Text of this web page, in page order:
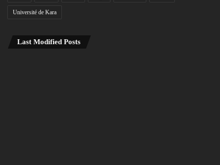
Université de Kara
Last Modified Posts